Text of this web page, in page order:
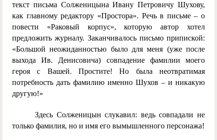
текст письма Солженицына Ивану Петровичу Шухову,
как главному редактору «Простора». Речь в письме – о
повести «Раковый корпус», которую автор хотел
предложить журналу. Заканчивалось письмо припиской:
«Большой неожиданностью было для меня (уже после
выхода Ив. Денисовича) совпадение фамилии моего
героя с Вашей. Простите! Но была неотвратимая
потребность дать фамилию именно Шухов – и никакую
другую!»
Здесь Солженицын слукавил: ведь совпадали не
только фамилия, но и имя его вымышленного персонажа!